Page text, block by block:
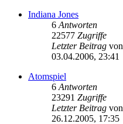
Indiana Jones
6 Antworten
22577 Zugriffe
Letzter Beitrag von
03.04.2006, 23:41
Atomspiel
6 Antworten
23291 Zugriffe
Letzter Beitrag von
26.12.2005, 17:35